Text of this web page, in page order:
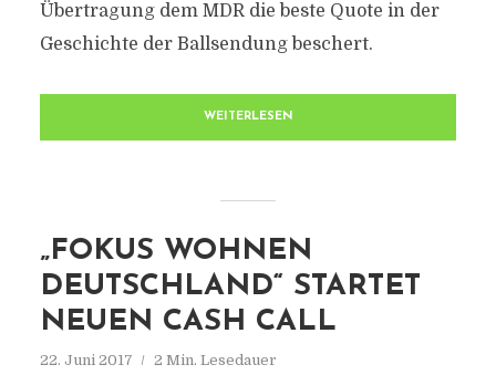
Übertragung dem MDR die beste Quote in der
Geschichte der Ballsendung beschert.
WEITERLESEN
„FOKUS WOHNEN
DEUTSCHLAND“ STARTET
NEUEN CASH CALL
22. Juni 2017 2 Min. Lesedauer